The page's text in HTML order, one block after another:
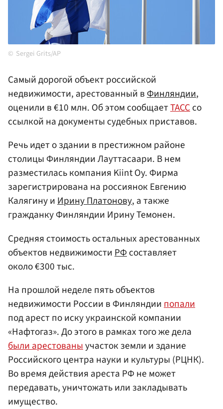
Sergei Grits/AP
Самый дорогой объект российской
недвижимости, арестованный вФинляндии,
оценили в €10 млн. Об этом сообщаетТАССсо
ссылкой на документы судебных приставов.
Речь идет о здании в престижном районе
столицы Финляндии Лауттасаари. В нем
разместилась компания Kiint Oy. Фирма
зарегистрирована на россиянок Евгению
Калягину иИрину Платонову, а также
гражданку Финляндии Ирину Темонен.
Средняя стоимость остальных арестованных
объектов недвижимости РФсоставляет
около €300 тыс.
На прошлой неделе пять объектов
недвижимости России в Финляндиипопали
под арест по иску украинской компании
«Нафтогаз». До этого в рамках того же дела
были арестованыучасток земли и здание
Российского центра науки и культуры (РЦНК).
Во время действия ареста РФ не может
передавать, уничтожать или закладывать
имущество.